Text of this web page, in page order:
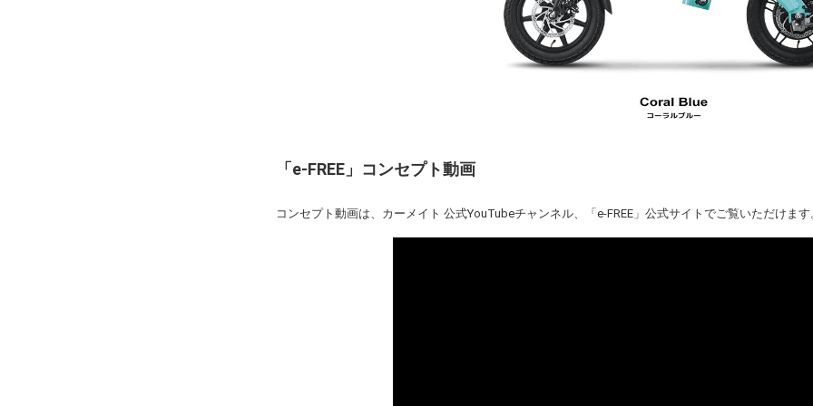
「e-FREE」コンセプト動画
コンセプト動画は、カーメイト 公式YouTubeチャンネル、「e-FREE」公式サイトでご覧いただけます